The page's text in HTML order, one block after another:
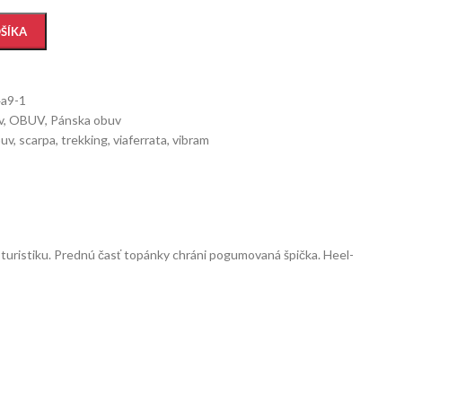
1
, OBUV, Pánska obuv
, scarpa, trekking, viaferrata, vibram
Prednú časť topánky chráni pogumovaná špička. Heel-